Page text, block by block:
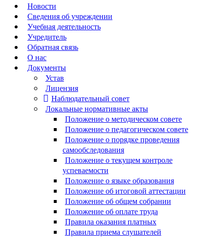
Новости
Сведения об учреждении
Учебная деятельность
Учредитель
Обратная связь
О нас
Документы
Устав
Лицензия
Наблюдательный совет
Локальные нормативные акты
Положение о методическом совете
Положение о педагогическом совете
Положение о порядке проведения
самообследования
Положение о текущем контроле
успеваемости
Положение о языке образования
Положение об итоговой аттестации
Положение об общем собрании
Положение об оплате труда
Правила оказания платных
Правила приема слушателей